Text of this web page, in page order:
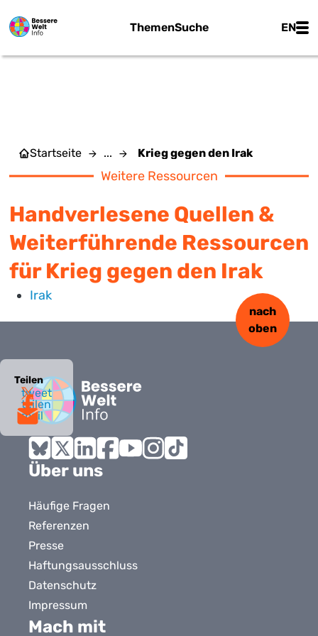
ThemenSuche EN
Teilen
tweet
teilen
mail
Startseite ... Krieg gegen den Irak
Weitere Ressourcen
Handverlesene Quellen &
Weiterführende Ressourcen
für Krieg gegen den Irak
Irak
Bluesky
X LinkedInFacebook
nach
oben
Über uns
Häufige Fragen
Referenzen
Presse
Haftungsausschluss
Datenschutz
Impressum
Mach mit